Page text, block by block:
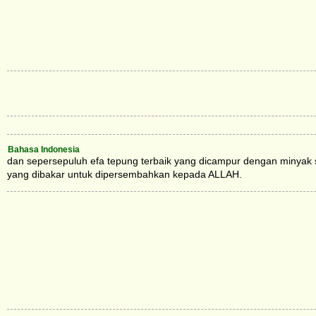
Bahasa Indonesia
dan sepersepuluh efa tepung terbaik yang dicampur dengan
yang dibakar untuk dipersembahkan kepada ALLAH.